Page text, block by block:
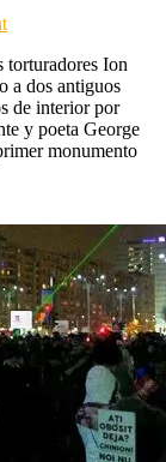
on
recuperación
de
la
Memoria
Histórica
torturadores Ion
a dos antiguos
de interior por
y poeta George
monumento